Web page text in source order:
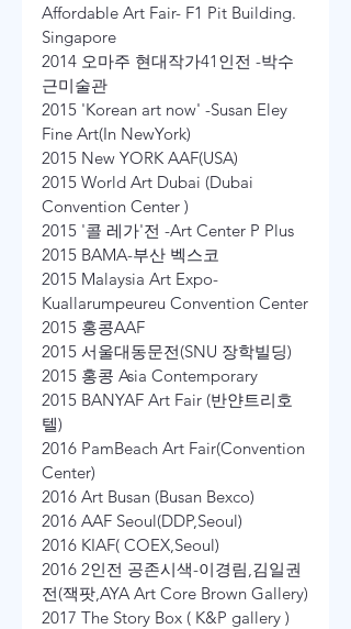
Affordable Art Fair- F1 Pit Building.
Singapore
2014 오마주 현대작가41인전 -박수
근미술관
2015 'Korean art now' -Susan Eley
Fine Art(In NewYork)
2015 New YORK AAF(USA)
2015 World Art Dubai (Dubai
Convention Center )
2015 '콜 레가'전 -Art Center P Plus
2015 BAMA-부산 벡스코
2015 Malaysia Art Expo-
Kuallarumpeureu Convention Center
2015 홍콩AAF
2015 서울대동문전(SNU 장학빌딩)
2015 홍콩 Asia Contemporary
2015 BANYAF Art Fair (반얀트리호
텔)
2016 PamBeach Art Fair(Convention
Center)
2016 Art Busan (Busan Bexco)
2016 AAF Seoul(DDP,Seoul)
2016 KIAF( COEX,Seoul)
2016 2인전 공존시색-이경림,김일권
전(잭팟,AYA Art Core Brown Gallery)
2017 The Story Box ( K&P gallery )